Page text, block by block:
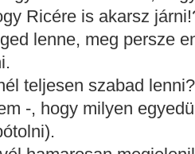
Ricére is akarsz
lenne, meg persze
teljesen szabad
-, hogy milyen